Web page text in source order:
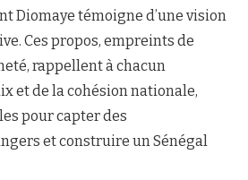
Diomaye témoigne d’une vision
Ces propos, empreints de
rappellent à chacun
et de la cohésion nationale,
pour capter des
et construire un Sénégal